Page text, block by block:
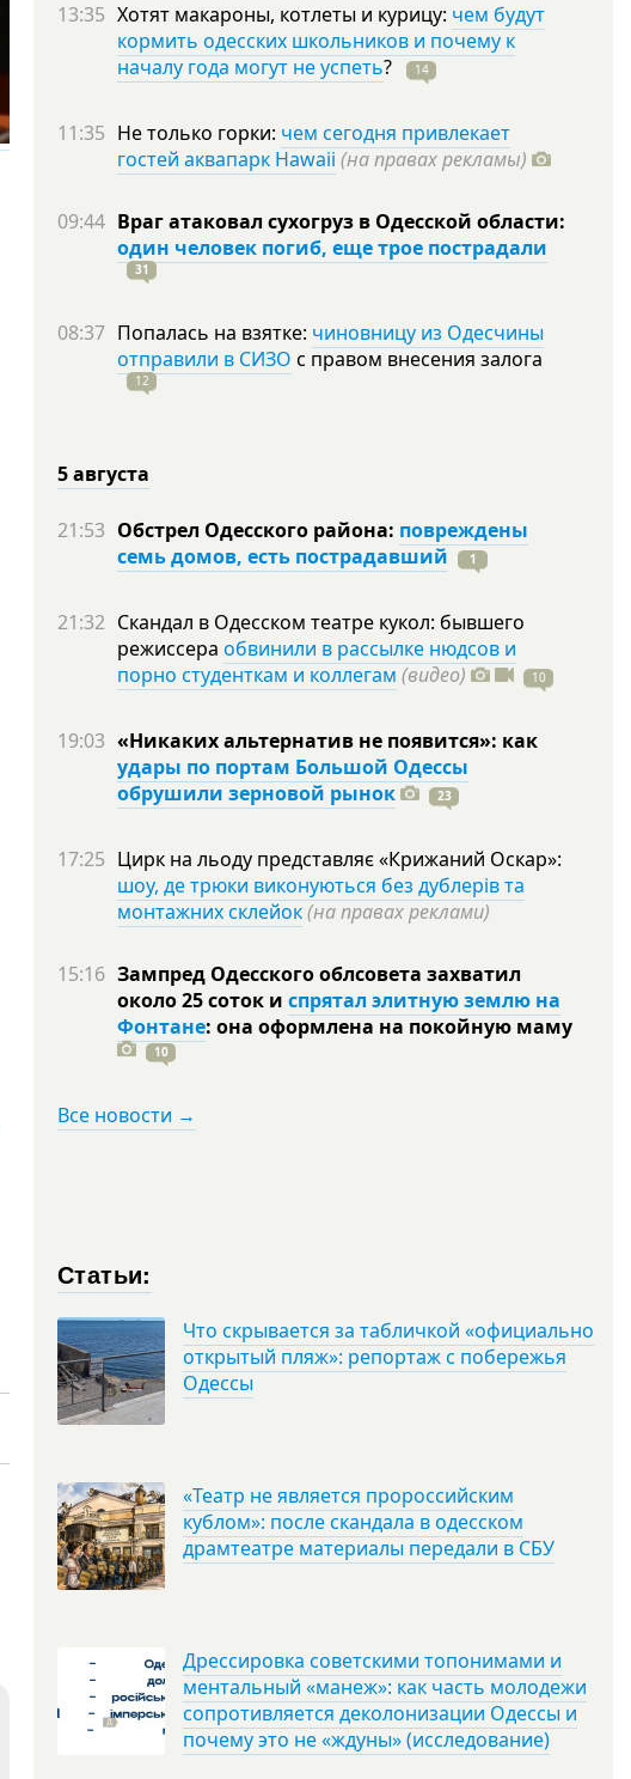
13:35 Хотят макароны, котлеты и курицу: чем будут
кормить одесских школьников и почему к
началу года могут не успеть? 14
11:35 Не только горки: чем сегодня привлекает
гостей аквапарк Hawaii (на правах рекламы)
09:44 Враг атаковал сухогруз в Одесской области:
один человек погиб, еще трое пострадали
31
08:37 Попалась на взятке: чиновницу из Одесчины
отправили в СИЗО с правом внесения залога
12
5 августа
21:53 Обстрел Одесского района: повреждены
семь домов, есть пострадавший
1
21:32 Скандал в Одесском театре кукол: бывшего
режиссера обвинили в рассылке нюдсов и
порно студенткам и коллегам (видео) 10
19:03 «Никаких альтернатив не появится»: как
удары по портам Большой Одессы
обрушили зерновой рынок
23
17:25 Цирк на льоду представляє «Крижаний Оскар»:
шоу, де трюки виконуються без дублерів та
монтажних склейок(на правах реклами)
15:16 Зампред Одесского облсовета захватил
около 25 соток и спрятал элитную землю на
Фонтане: она оформлена на покойную маму
10
Все новости →
Статьи:
Что скрывается за табличкой «официально
открытый пляж»: репортаж с побережья
Одессы
«Театр не является пророссийским
кублом»: после скандала в одесском
драмтеатре материалы передали в СБУ
Дрессировка советскими топонимами и
ментальный «манеж»: как часть молодежи
сопротивляется деколонизации Одессы и
почему это не «ждуны» (исследование)